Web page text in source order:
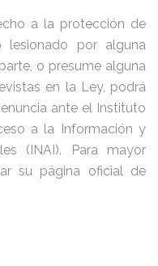
a la protección de
lesionado por alguna
o presume alguna
en la Ley, podrá
ante el Instituto
a la Información y
(INAI). Para mayor
su página oficial de